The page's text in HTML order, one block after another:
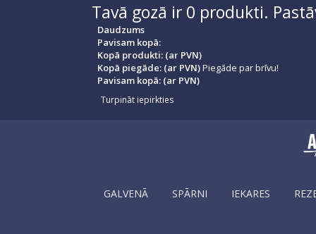
Tavā gozā ir 0 produkti.
Daudzums
Pavisam kopā:
Kopā produkti: (ar PVN)
Kopā piegāde: (ar PVN)Piegāde par brīvu!
Pavisam kopā: (ar PVN)
Turpināt iepirkties
GALVENĀ SPĀRNI IEKARES